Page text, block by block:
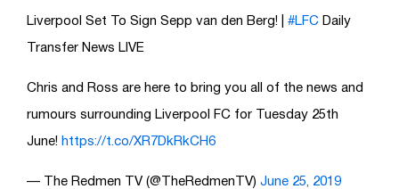
Liverpool Set To Sign Sepp van den Berg! | #LFC Daily
Transfer News LIVE
Chris and Ross are here to bring you all of the news and
rumours surrounding Liverpool FC for Tuesday 25th
June! https://t.co/XR7DkRkCH6
— The Redmen TV (@TheRedmenTV) June 25, 2019